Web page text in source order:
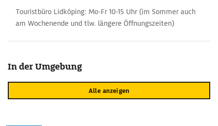
Touristbüro Lidköping: Mo-Fr 10-15 Uhr (im Sommer auch
am Wochenende und tlw. längere Öffnungszeiten)
In der Umgebung
Alle anzeigen